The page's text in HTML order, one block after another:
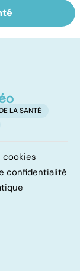
des
: que
LA SANTÉ
cookies
confidentialité